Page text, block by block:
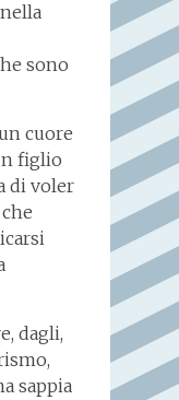
sono
cuore
figlio
di voler
dagli,
sappia